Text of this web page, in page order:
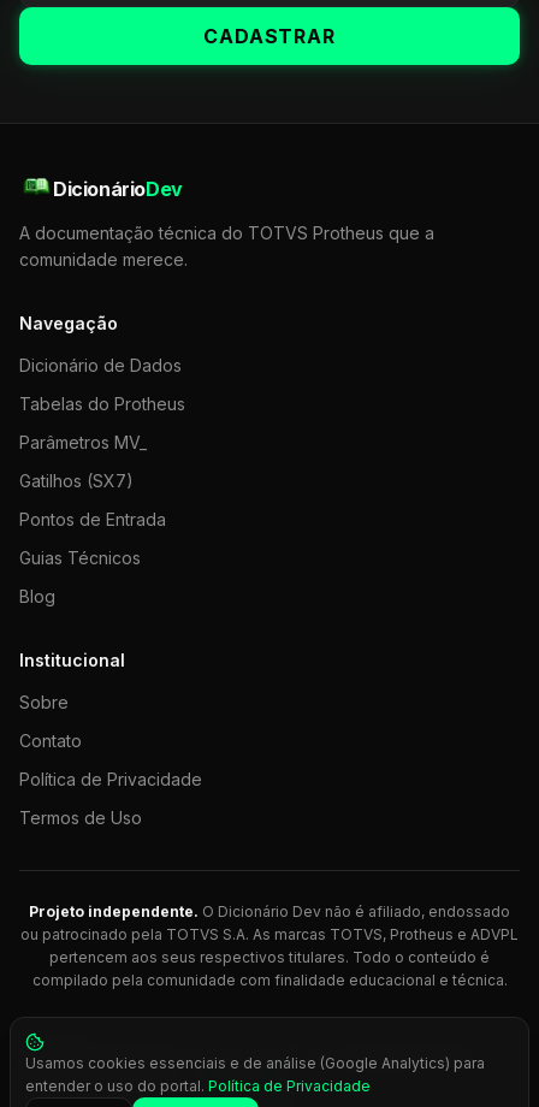
CADASTRAR
DicionárioDev
A documentação técnica do TOTVS Protheus que a
comunidade merece.
Navegação
Dicionário de Dados
Tabelas do Protheus
Parâmetros MV_
Gatilhos (SX7)
Pontos de Entrada
Guias Técnicos
Blog
Institucional
Sobre
Contato
Política de Privacidade
Termos de Uso
Projeto independente. O Dicionário Dev não é afiliado, endossado
ou patrocinado pela TOTVS S.A. As marcas TOTVS, Protheus e ADVPL
pertencem aos seus respectivos titulares. Todo o conteúdo é
compilado pela comunidade com finalidade educacional e técnica.
© 2026 Dicionário Dev. Feito com 💚 para desenvolvedores
Protheus.
Press Ctrl+K
Usamos cookies essenciais e de análise (Google Analytics) para
entender o uso do portal. Política de Privacidade